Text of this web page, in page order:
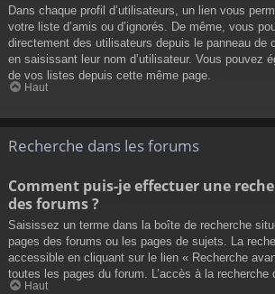
Dans chaque profil d’utilisateurs, un lien vous
votre liste d’amis ou d’ignorés. De même, vous
directement des utilisateurs depuis le panneau de
en saisissant leur nom d’utilisateur. Vous pouvez
de vos listes depuis cette même page.
Haut
Recherche dans les forums
Comment puis-je effectuer une
des forums ?
Saisissez un terme dans la boîte de recherche
pages des forums ou les pages de sujets. La
accessible en cliquant sur le lien « Recherche
toutes les pages du forum. L’accès à la recherche
Haut